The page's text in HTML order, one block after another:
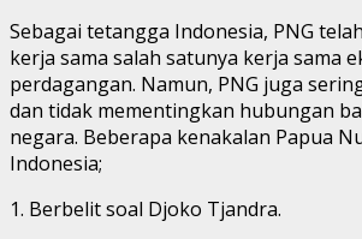
Sebagai tetangga Indonesia, PNG
kerja sama salah satunya kerja sama
perdagangan. Namun, PNG juga
dan tidak mementingkan hubungan
negara. Beberapa kenakalan Papua
Indonesia;
1. Berbelit soal Djoko Tjandra.